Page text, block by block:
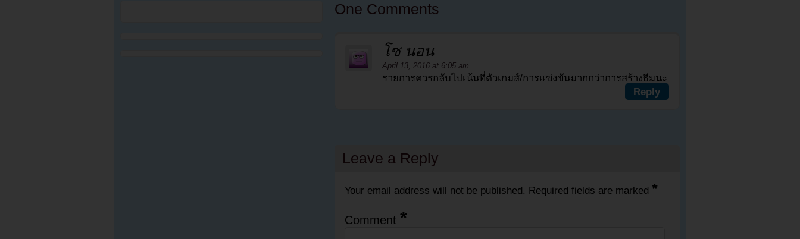
One Comments
โซ นอน
April 13, 2016 at 6:05 am
รายการควรกลับไปเน้นที่ตัวเกมส์/การแข่งขันมากกว่าการสร้างธีมนะ
Reply
Leave a Reply
Your email address will not be published. Required fields are marked *
Comment *